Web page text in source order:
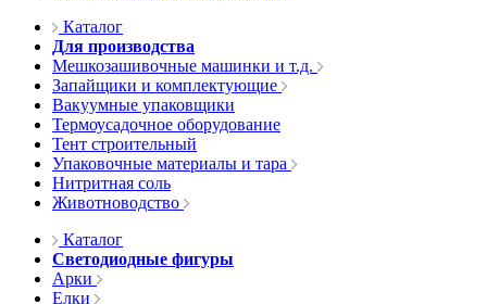
Каталог
Для производства
Мешкозашивочные машинки и т.д.
Запайщики и комплектующие
Вакуумные упаковщики
Термоусадочное оборудование
Тент строительный
Упаковочные материалы и тара
Нитритная соль
Животноводство
Каталог
Светодиодные фигуры
Арки
Елки